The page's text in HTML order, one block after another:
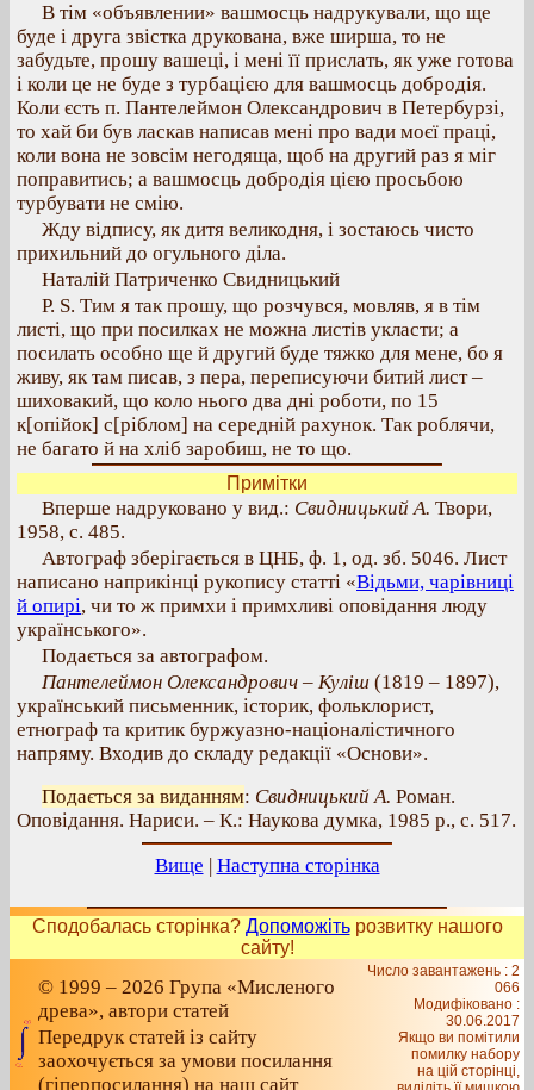
В тім «объявлении» вашмосць надрукували, що ще
буде і друга звістка друкована, вже ширша, то не
забудьте, прошу вашеці, і мені її прислать, як уже готова
і коли це не буде з турбацією для вашмосць добродія.
Коли єсть п. Пантелеймон Олександрович в Петербурзі,
то хай би був ласкав написав мені про вади моєї праці,
коли вона не зовсім негодяща, щоб на другий раз я міг
поправитись; а вашмосць добродія цією просьбою
турбувати не смію.
Жду відпису, як дитя великодня, і зостаюсь чисто
прихильний до огульного діла.
Наталій Патриченко Свидницький
P. S. Тим я так прошу, що розчувся, мовляв, я в тім
листі, що при посилках не можна листів укласти; а
посилать особно ще й другий буде тяжко для мене, бо я
живу, як там писав, з пера, переписуючи битий лист –
шиховакий, що коло нього два дні роботи, по 15
к[опійок] с[ріблом] на середній рахунок. Так роблячи,
не багато й на хліб заробиш, не то що.
Примітки
Вперше надруковано у вид.: Свидницький А. Твори,
1958, с. 485.
Автограф зберігається в ЦНБ, ф. 1, од. зб. 5046. Лист
написано наприкінці рукопису статті «Відьми, чарівниці
й опирі, чи то ж примхи і примхливі оповідання люду
українського».
Подається за автографом.
Пантелеймон Олександрович – Куліш (1819 – 1897),
український письменник, історик, фольклорист,
етнограф та критик буржуазно-націоналістичного
напряму. Входив до складу редакції «Основи».
Подається за виданням: Свидницький А. Роман.
Оповідання. Нариси. – К.: Наукова думка, 1985 р., с. 517.
Вище | Наступна сторінка
Сподобалась сторінка? Допоможітьрозвитку нашого
сайту!
© 1999 – 2026 Група «Мисленого
древа», автори статей
Передрук статей із сайту
заохочується за умови посилання
(гіперпосилання) на наш сайт
Число завантажень : 2
066
Модифіковано :
30.06.2017
Якщо ви помітили
помилку набору
на цiй сторiнцi,